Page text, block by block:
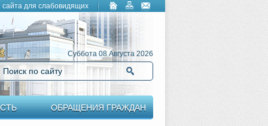
сайта для слабовидящих
Суббота 08 Августа 2026
Поиск по сайту
ОБРАЩЕНИЯ ГРАЖДАН